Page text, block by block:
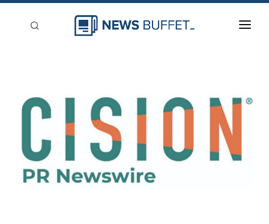
登入